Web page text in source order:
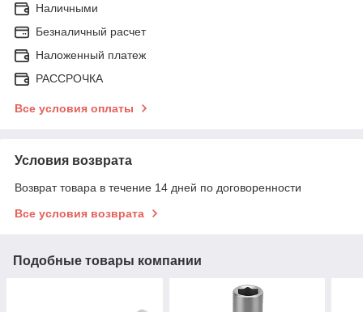
Наличными
Безналичный расчет
Наложенный платеж
РАССРОЧКА
Все условия оплаты
Условия возврата
Возврат товара в течение 14 дней по договоренности
Все условия возврата
Подобные товары компании